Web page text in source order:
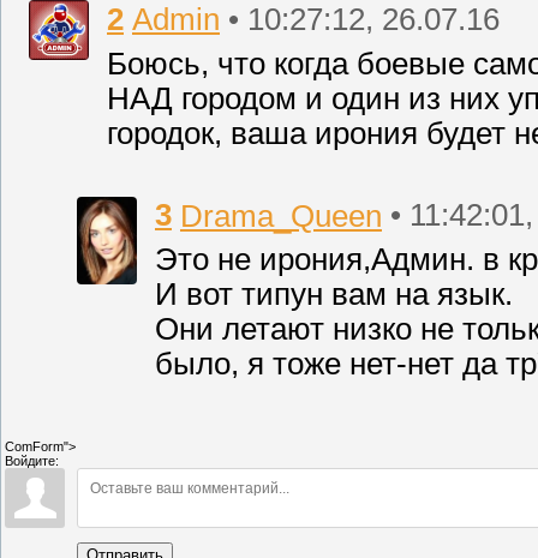
2 Admin • 10:27:12, 26.07.16
Боюсь, что когда боевые
НАД городом и один из них
городок, ваша ирония будет
3 Drama_Queen •
Это не ирония,Админ. в
И вот типун вам на язык.
Они летают низко не
было, я тоже нет-нет да
ComForm">
Войдите: